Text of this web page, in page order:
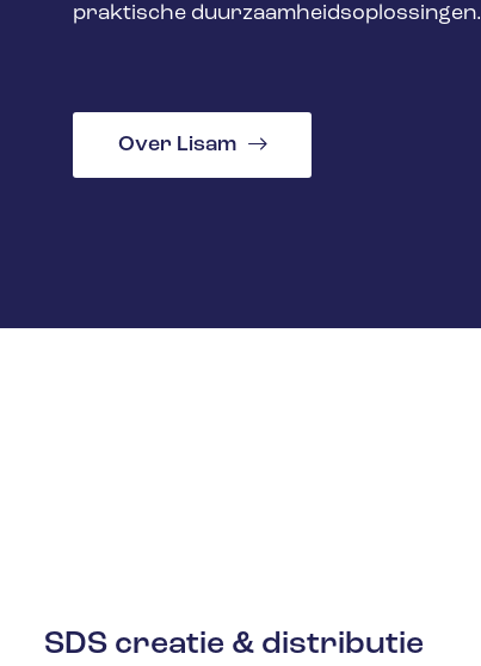
praktische duurzaamheidsoplossingen.
Over Lisam
SDS creatie & distributie